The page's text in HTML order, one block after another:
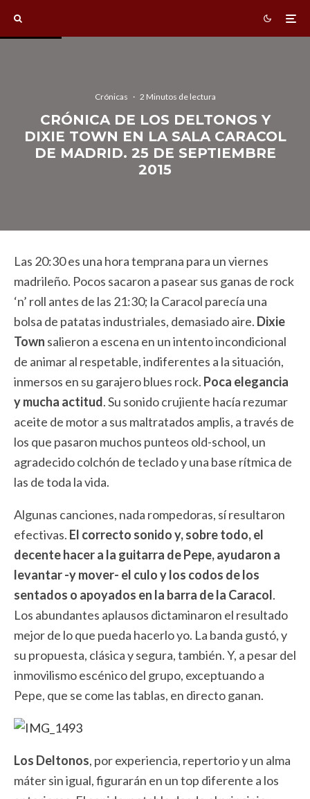
Crónicas · 2 Minutos de lectura
CRÓNICA DE LOS DELTONOS Y
DIXIE TOWN EN LA SALA CARACOL
DE MADRID. 25 DE SEPTIEMBRE
2015
Las 20:30 es una hora temprana para un viernes
madrileño. Pocos sacaron a pasear sus ganas de rock
‘n’ roll antes de las 21:30; la Caracol parecía una
bolsa de patatas industriales, demasiado aire. Dixie
Town salieron a escena en un intento incondicional
de animar al respetable, indiferentes a la situación,
inmersos en su garajero blues rock. Poca elegancia
y mucha actitud. Su sonido crujiente hacía rezumar
aceite de motor a sus maltratados amplis, a través de
los que pasaron muchos punteos old-school, un
agradecido colchón de teclado y una base rítmica de
las de toda la vida.
Algunas canciones, nada rompedoras, sí resultaron
efectivas. El correcto sonido y, sobre todo, el
decente hacer a la guitarra de Pepe, ayudaron a
levantar -y mover- el culo y los codos de los
sentados o apoyados en la barra de la Caracol.
Los abundantes aplausos dictaminaron el resultado
mejor de lo que pueda hacerlo yo. La banda gustó, y
su propuesta, clásica y segura, también. Y, a pesar del
inmovilismo escénico del grupo, exceptuando a
Pepe, que se come las tablas, en directo ganan.
Los Deltonos, por experiencia, repertorio y un alma
máter sin igual, figurarán en un top diferente a los